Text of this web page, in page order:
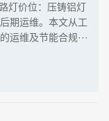
灯价位：压铸铝灯
期运维。本文从工
运维及节能合规···